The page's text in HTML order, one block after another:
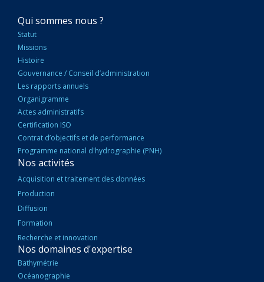
NAVIGATION
PRINCIPALE
Qui sommes nous ?
Statut
Missions
Histoire
Gouvernance / Conseil d’administration
Les rapports annuels
Organigramme
Actes administratifs
Certification ISO
Contrat d’objectifs et de performance
Programme national d'hydrographie (PNH)
Nos activités
Acquisition et traitement des données
Production
Diffusion
Formation
Recherche et innovation
Nos domaines d'expertise
Bathymétrie
Océanographie